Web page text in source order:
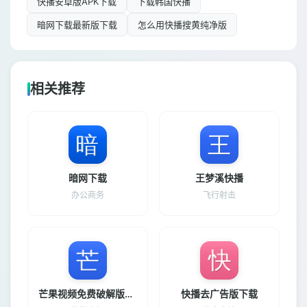
暗网下载最新版下载 怎么用快播搜黄纯净版
相关推荐
暗网下载
办公商务
王梦溪快播
飞行射击
芒果视频免费破解版下载并安装 快播去广告版下载